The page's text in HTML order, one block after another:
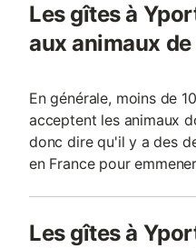
Les gîtes à
aux animaux
En générale, moins de
acceptent les animaux
donc dire qu'il y a des
en France pour
Les gîtes à